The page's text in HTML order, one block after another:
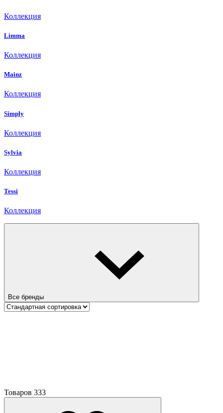
Коллекция
Limma
Коллекция
Mainz
Коллекция
Simply
Коллекция
Sylvia
Коллекция
Tessi
Коллекция
Все бренды
Товаров 333